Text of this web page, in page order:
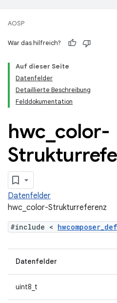
AOSP
War das hilfreich?
Auf dieser Seite
Datenfelder
Detaillierte Beschreibung
Felddokumentation
hwc color-
Datenfelder
hwc_color-Strukturreferenz
#include <
Datenfelder
uint8_t